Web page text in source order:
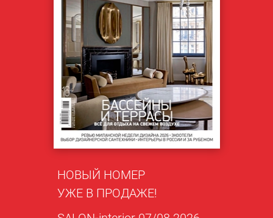
НОВЫЙ НОМЕР
УЖЕ В ПРОДАЖЕ!